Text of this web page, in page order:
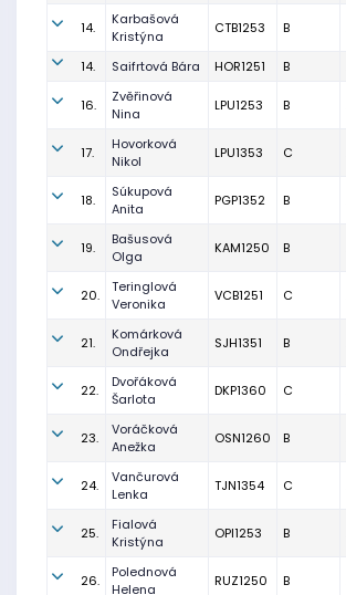
14.
Karbašová
Kristýna
CTB1253 B
14. Saifrtová Bára HOR1251 B
16.
Zvěřinová
Nina
LPU1253 B
17.
Hovorková
Nikol
LPU1353 C
18.
Súkupová
Anita
PGP1352 B
19.
Bašusová
Olga
KAM1250 B
20.
Teringlová
Veronika
VCB1251 C
21.
Komárková
Ondřejka
SJH1351 B
22.
Dvořáková
Šarlota
DKP1360 C
23.
Voráčková
Anežka
OSN1260 B
24.
Vančurová
Lenka
TJN1354 C
25.
Fialová
Kristýna
OPI1253 B
26.
Polednová
Helena
RUZ1250 B